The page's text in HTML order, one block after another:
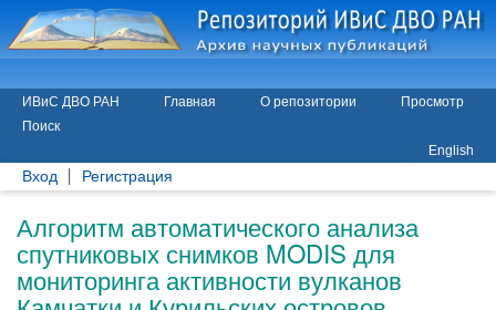
ИВиС ДВО РАН Главная О репозитории
Просмотр
Поиск
English
Вход Регистрация
Алгоритм автоматического анализа
спутниковых снимков MODIS для
мониторинга активности вулканов